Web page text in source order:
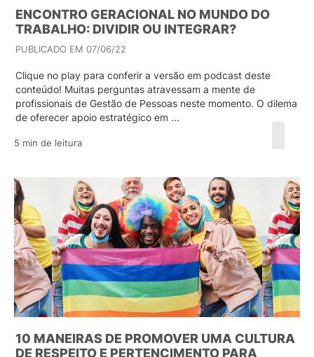
ENCONTRO GERACIONAL NO MUNDO DO
TRABALHO: DIVIDIR OU INTEGRAR?
PUBLICADO EM 07/06/22
Clique no play para conferir a versão em podcast deste
conteúdo! Muitas perguntas atravessam a mente de
profissionais de Gestão de Pessoas neste momento. O dilema
de oferecer apoio estratégico em ...
5 min de leitura
10 MANEIRAS DE PROMOVER UMA CULTURA
DE RESPEITO E PERTENCIMENTO PARA